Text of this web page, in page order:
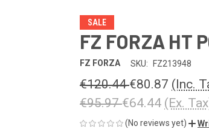
SALE
FZ FORZA HT
FZ FORZA SKU: FZ213948
€120.44€80.87 (Inc.
€95.97€64.44 (Ex.
(No reviews yet)